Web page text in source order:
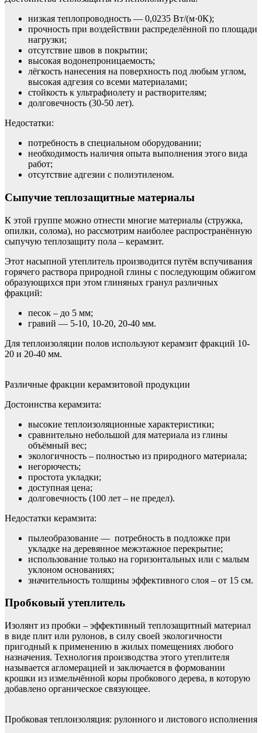
низкая теплопроводность — 0,0235 Вт/(м·0К);
прочность при воздействии распределённой по площади
нагрузки;
отсутствие швов в покрытии;
высокая водонепроницаемость;
лёгкость нанесения на поверхность под любым углом,
высокая адгезия со всеми материалами;
стойкость к ультрафиолету и растворителям;
долговечность (30-50 лет).
Недостатки:
потребность в специальном оборудовании;
необходимость наличия опыта выполнения этого вида
работ;
отсутствие адгезии с полиэтиленом.
Сыпучие теплозащитные материалы
К этой группе можно отнести многие материалы (стружка,
опилки, солома), но рассмотрим наиболее распространённую
сыпучую теплозащиту пола – керамзит.
Этот насыпной утеплитель производится путём вспучивания
горячего раствора природной глины с последующим обжигом
образующихся при этом глиняных гранул различных
фракций:
песок – до 5 мм;
гравий — 5-10, 10-20, 20-40 мм.
Для теплоизоляции полов используют керамзит фракций 10-
20 и 20-40 мм.
Различные фракции керамзитовой продукции
Достоинства керамзита:
высокие теплоизоляционные характеристики;
сравнительно небольшой для материала из глины
объёмный вес;
экологичность – полностью из природного материала;
негорючесть;
простота укладки;
доступная цена;
долговечность (100 лет – не предел).
Недостатки керамзита:
пылеобразование — потребность в подложке при
укладке на деревянное межэтажное перекрытие;
использование только на горизонтальных или с малым
уклоном основаниях;
значительность толщины эффективного слоя – от 15 см.
Пробковый утеплитель
Изолянт из пробки – эффективный теплозащитный материал
в виде плит или рулонов, в силу своей экологичности
пригодный к применению в жилых помещениях любого
назначения. Технология производства этого утеплителя
называется агломерацией и заключается в формовании
крошки из измельчённой коры пробкового дерева, в которую
добавлено органическое связующее.
Пробковая теплоизоляция: рулонного и листового исполнения